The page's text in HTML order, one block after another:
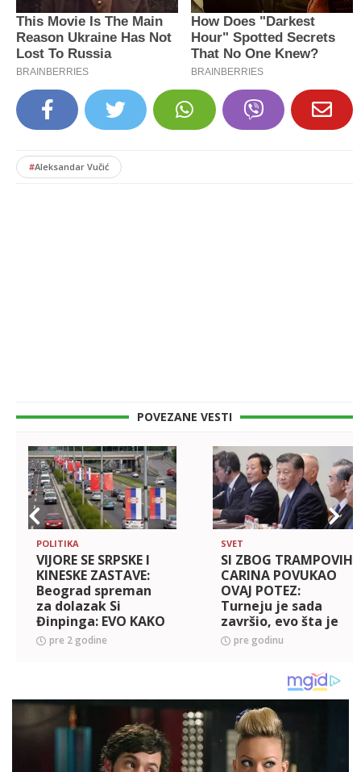
#Aleksandar Vučić
POVEZANE VESTI
POLITIKA
VIJORE SE SRPSKE I
KINESKE ZASTAVE:
Beograd spreman
za dolazak Si
Đinpinga: EVO KAKO
IZGLEDAJU ULICE
GLAVNOG GRADA
pre 2 godine
SVET
SI ZBOG TRAMPOVIH
CARINA POVUKAO
OVAJ POTEZ:
Turneju je sada
završio, evo šta je
obećao!
pre godinu